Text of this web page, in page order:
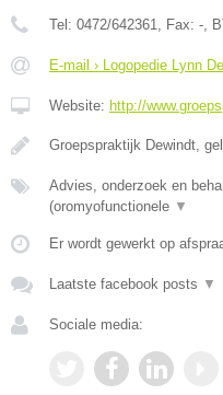
Tel: 0472/642361, Fax: -,
E-mail › Logopedie Lynn
Website: http://
Groepspraktijk Dewindt,
Advies, onderzoek en
(oromyofunctionele ▼
Er wordt gewerkt op
Laatste facebook posts ▼
Sociale media: